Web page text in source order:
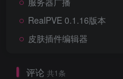
RealPVE 0.1.16版本
皮肤插件编辑器
评论 共1条